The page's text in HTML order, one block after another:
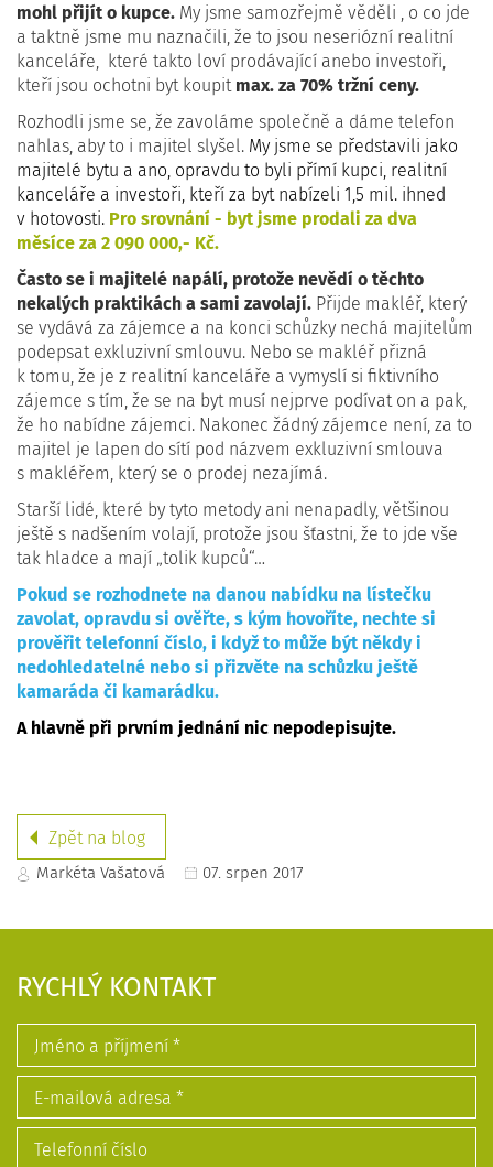
mohl přijít o kupce. My jsme samozřejmě věděli , o co jde
a taktně jsme mu naznačili, že to jsou neseriózní realitní
kanceláře, které takto loví prodávající anebo investoři,
kteří jsou ochotni byt koupit max. za 70% tržní ceny.
Rozhodli jsme se, že zavoláme společně a dáme telefon
nahlas, aby to i majitel slyšel. My jsme se představili jako
majitelé bytu a ano, opravdu to byli přímí kupci, realitní
kanceláře a investoři, kteří za byt nabízeli 1,5 mil. ihned
v hotovosti. Pro srovnání - byt jsme prodali za dva
měsíce za 2 090 000,- Kč.
Často se i majitelé napálí, protože nevědí o těchto
nekalých praktikách a sami zavolají. Přijde makléř, který
se vydává za zájemce a na konci schůzky nechá majitelům
podepsat exkluzivní smlouvu. Nebo se makléř přizná
k tomu, že je z realitní kanceláře a vymyslí si fiktivního
zájemce s tím, že se na byt musí nejprve podívat on a pak,
že ho nabídne zájemci. Nakonec žádný zájemce není, za to
majitel je lapen do sítí pod názvem exkluzivní smlouva
s makléřem, který se o prodej nezajímá.
Starší lidé, které by tyto metody ani nenapadly, většinou
ještě s nadšením volají, protože jsou šťastni, že to jde vše
tak hladce a mají „tolik kupců“…
Pokud se rozhodnete na danou nabídku na lístečku
zavolat, opravdu si ověřte, s kým hovoříte, nechte si
prověřit telefonní číslo, i když to může být někdy i
nedohledatelné nebo si přizvěte na schůzku ještě
kamaráda či kamarádku.
A hlavně při prvním jednání nic nepodepisujte.
Zpět na blog
Markéta Vašatová 07. srpen 2017
RYCHLÝ KONTAKT